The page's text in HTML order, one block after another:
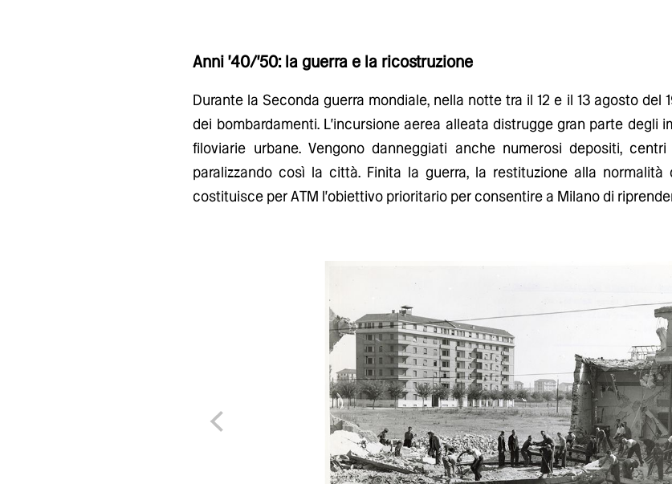
Anni '40/'50: la guerra e la ricostruzione
Durante la Seconda guerra mondiale, nella notte tra il 12 e il 13 agosto del
dei bombardamenti. L'incursione aerea alleata distrugge gran parte degli
filoviarie urbane. Vengono danneggiati anche numerosi depositi,
paralizzando così la città. Finita la guerra, la restituzione alla
costituisce per ATM l'obiettivo prioritario per consentire a Milano di